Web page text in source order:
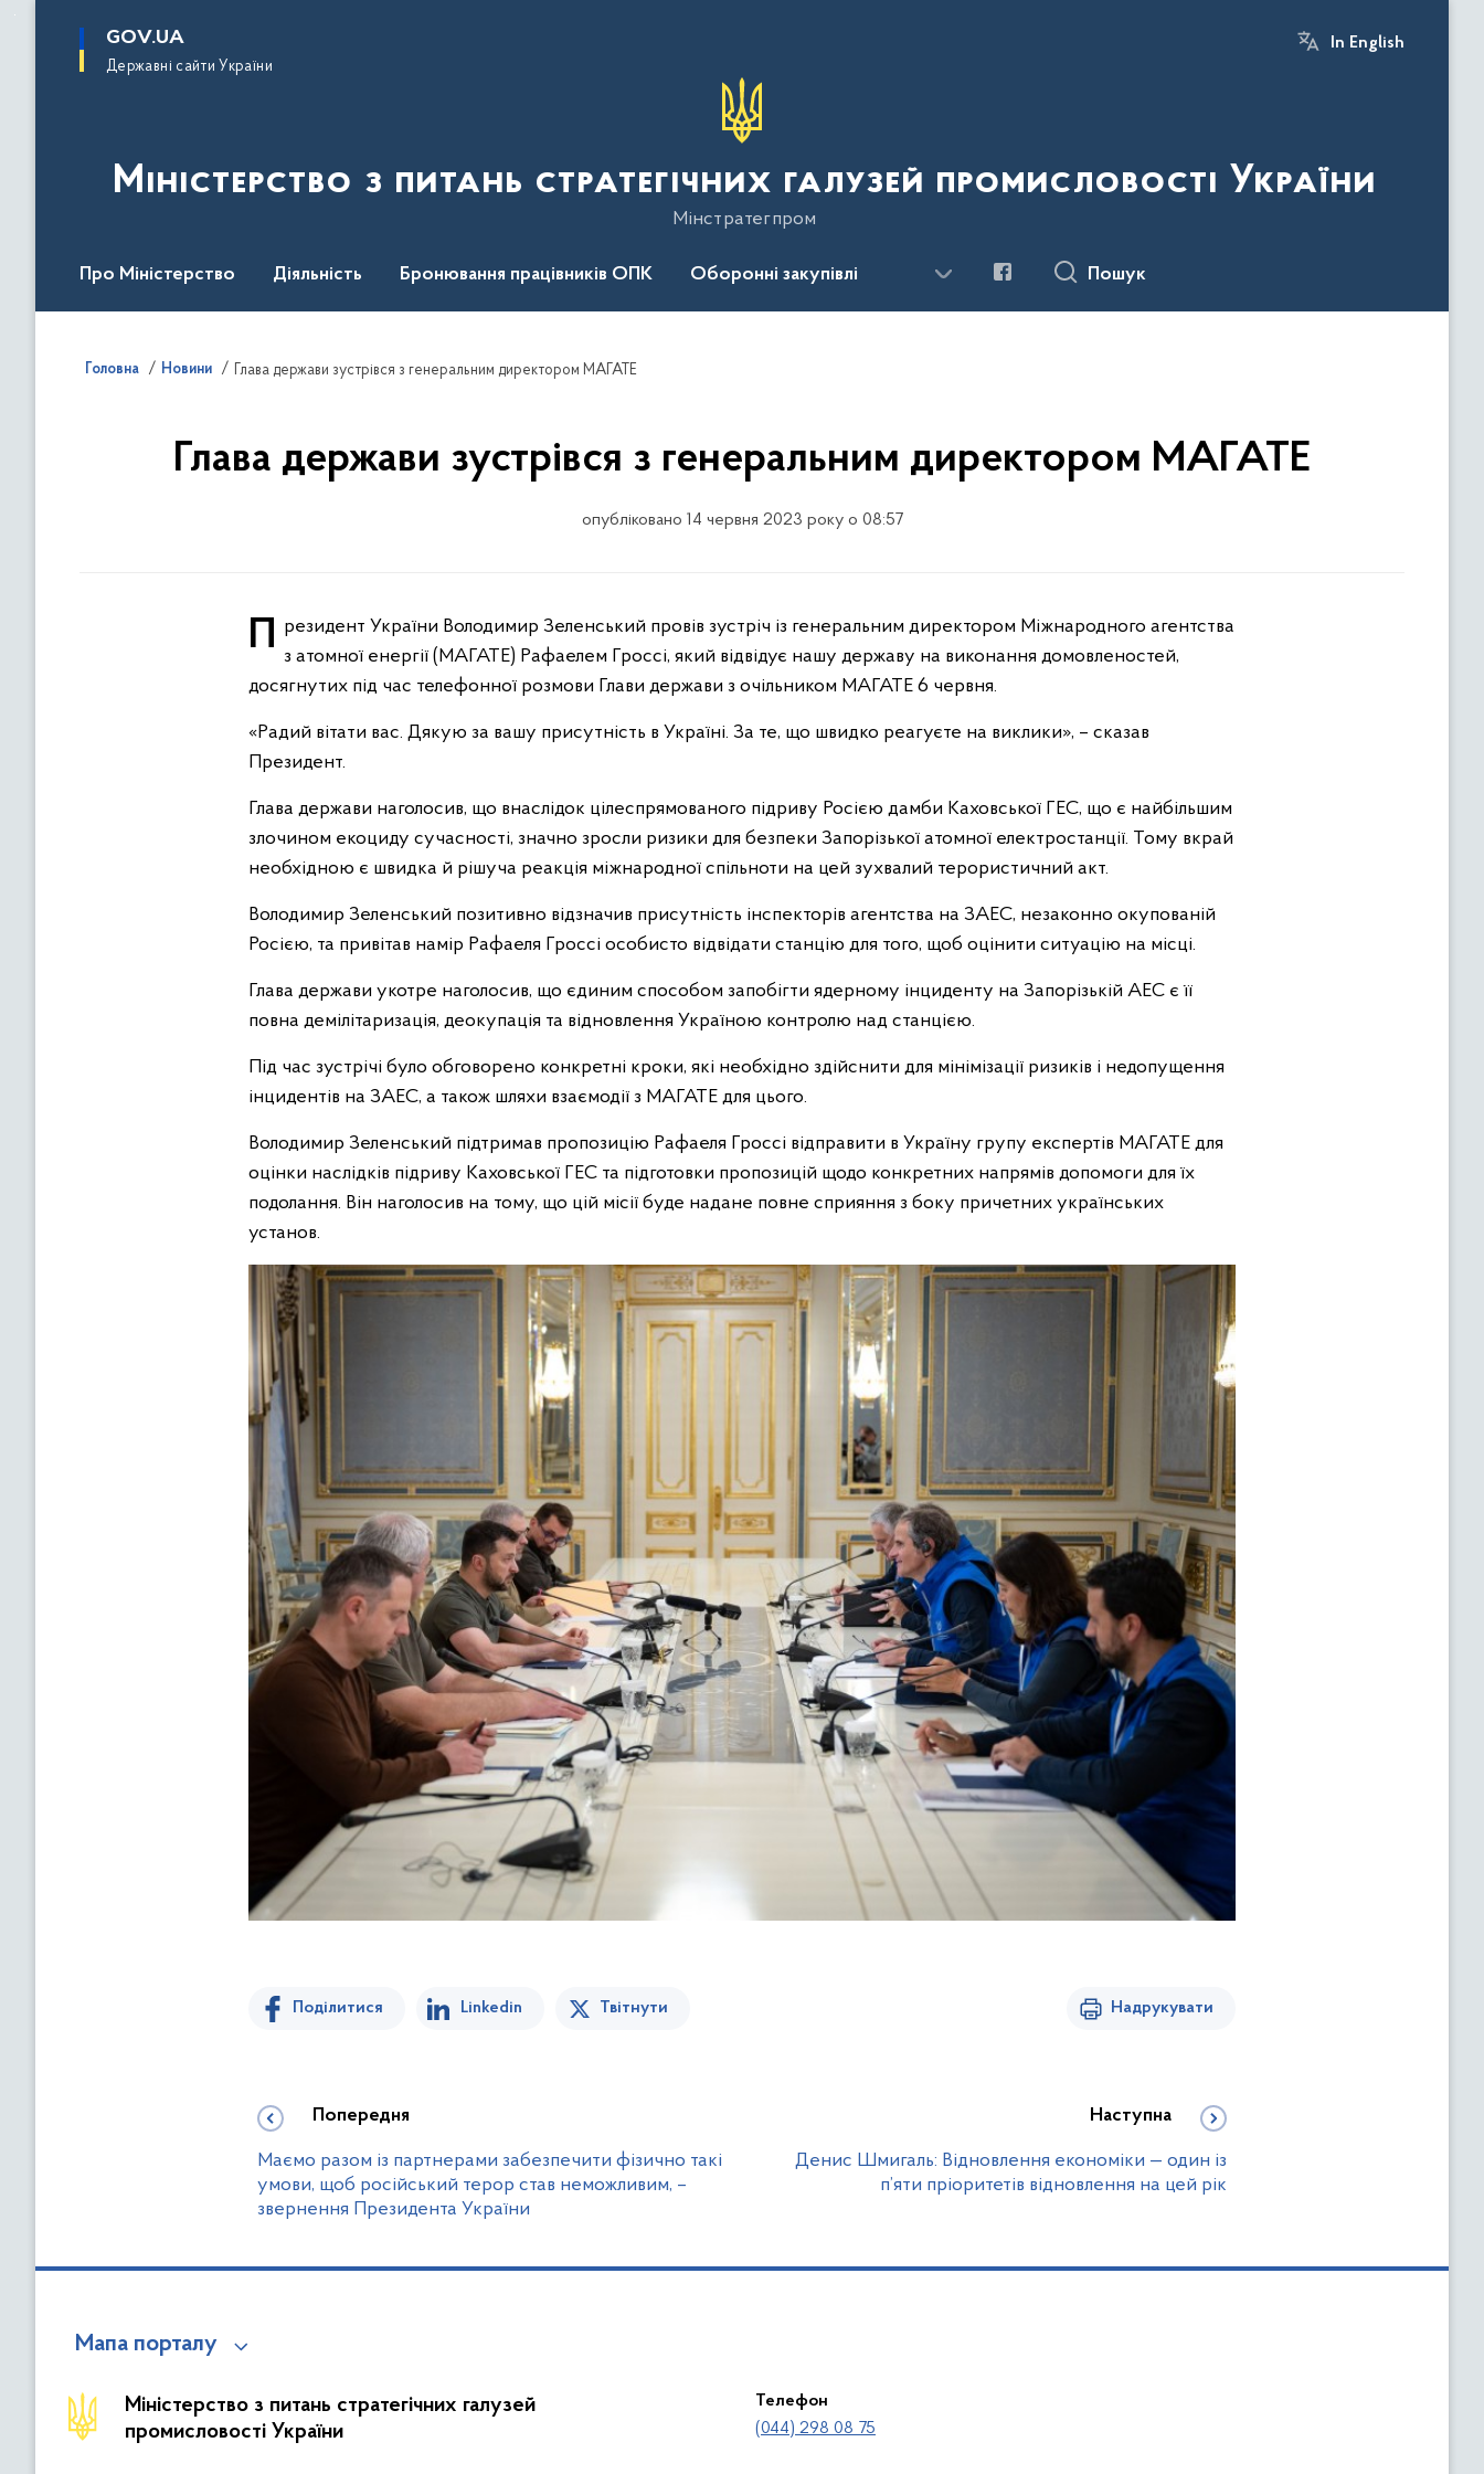
основного
GOV.UA
Державні сайти України
In English
Міністерство з питань стратегічних галузей промисловості України
Мінстратегпром
Про Міністерство Діяльність Бронювання працівників ОПК Оборонні закупівлі Пошук
Головна Новини Глава держави зустрівся з генеральним директором МАГАТЕ
Глава держави зустрівся з генеральним директором МАГАТЕ
опубліковано 14 червня 2023 року о 08:57
Президент України Володимир Зеленський провів зустріч із генеральним директором Міжнародного агентства з атомної енергії (МАГАТЕ) Рафаелем Гроссі, який відвідує нашу державу на виконання домовленостей,
досягнутих під час телефонної розмови Глави держави з очільником МАГАТЕ 6 червня.
«Радий вітати вас. Дякую за вашу присутність в Україні. За те, що швидко реагуєте на виклики», – сказав
Президент.
Глава держави наголосив, що внаслідок цілеспрямованого підриву Росією дамби Каховської ГЕС, що є найбільшим
злочином екоциду сучасності, значно зросли ризики для безпеки Запорізької атомної електростанції. Тому вкрай
необхідною є швидка й рішуча реакція міжнародної спільноти на цей зухвалий терористичний акт.
Володимир Зеленський позитивно відзначив присутність інспекторів агентства на ЗАЕС, незаконно окупованій
Росією, та привітав намір Рафаеля Гроссі особисто відвідати станцію для того, щоб оцінити ситуацію на місці.
Глава держави укотре наголосив, що єдиним способом запобігти ядерному інциденту на Запорізькій АЕС є її
повна демілітаризація, деокупація та відновлення Україною контролю над станцією.
Під час зустрічі було обговорено конкретні кроки, які необхідно здійснити для мінімізації ризиків і недопущення
інцидентів на ЗАЕС, а також шляхи взаємодії з МАГАТЕ для цього.
Володимир Зеленський підтримав пропозицію Рафаеля Гроссі відправити в Україну групу експертів МАГАТЕ для
оцінки наслідків підриву Каховської ГЕС та підготовки пропозицій щодо конкретних напрямів допомоги для їх
подолання. Він наголосив на тому, що цій місії буде надане повне сприяння з боку причетних українських
установ.
Поділитися Linkedin Твітнути Надрукувати
Попередня
Маємо разом із партнерами забезпечити фізично такі
умови, щоб російський терор став неможливим, –
звернення Президента України
Наступна
Денис Шмигаль: Відновлення економіки — один із
п’яти пріоритетів відновлення на цей рік
Мапа порталу
Міністерство з питань стратегічних галузей
промисловості України
Телефон
(044) 298 08 75